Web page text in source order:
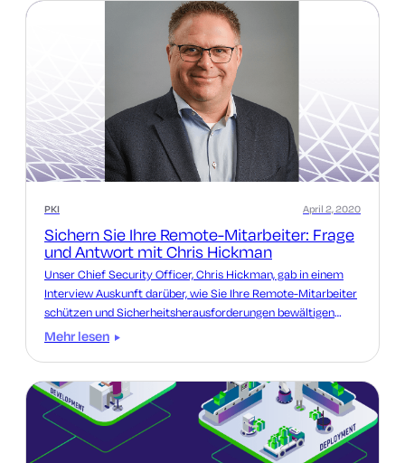
PKI
Sichern Sie Ihre Remote-Mitarbeiter: Frage
und Antwort mit Chris Hickman
April 2, 2020
Unser Chief Security Officer, Chris Hickman, gab in einem
Interview Auskunft darüber, wie Sie Ihre Remote-Mitarbeiter
schützen und Sicherheitsherausforderungen bewältigen
können.
Mehr lesen